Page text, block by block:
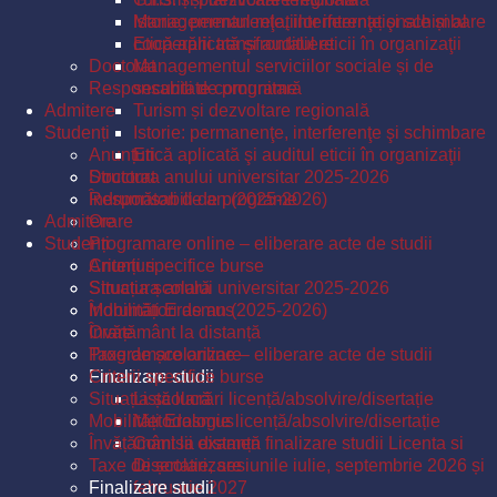
Istorie: permanenţe, interferenţe şi schimbare
Etică aplicată şi auditul eticii în organizaţii
Doctorat
Responsabili de programe
Admitere
Studenți
Anunțuri
Structura anului universitar 2025-2026
Îndrumători de an (2025-2026)
Orare
Programare online – eliberare acte de studii
Criterii specifice burse
Situația școlară
Mobilități Erasmus
Învățământ la distanță
Taxe de școlarizare
Finalizare studii
Listă lucrări licență/absolvire/disertație
Metodologie licență/absolvire/disertație
Comisii examen finalizare studii Licenta si
Disertatie, sesiunile iulie, septembrie 2026 și
februarie 2027
Managementul relațiilor internaționale și al
cooperării transfrontaliere
Managementul serviciilor sociale și de
securitate comunitară
Turism și dezvoltare regională
Istorie: permanenţe, interferenţe şi schimbare
Etică aplicată şi auditul eticii în organizaţii
Doctorat
Responsabili de programe
Admitere
Studenți
Anunțuri
Structura anului universitar 2025-2026
Îndrumători de an (2025-2026)
Orare
Programare online – eliberare acte de studii
Criterii specifice burse
Situația școlară
Mobilități Erasmus
Învățământ la distanță
Taxe de școlarizare
Finalizare studii